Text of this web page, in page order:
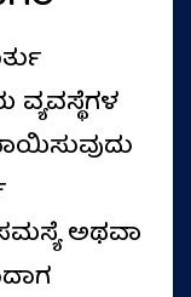
ವ್ಯವಸ್ಥೆಗಳ
ಸಮಸ್ಯೆ ಅಥವಾ